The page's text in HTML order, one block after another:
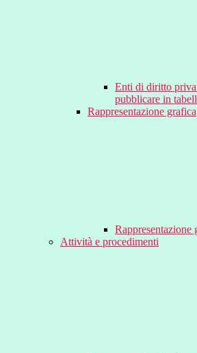
Enti di diritto
pubblicare in
Rappresentazione grafica
Rappresentazione
Attività e procedimenti